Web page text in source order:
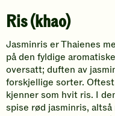
Ris (khao)
Jasminris er Thaienes
på den fyldige
oversatt; duften av
forskjellige sorter.
kjenner som hvit ris. I
spise rød jasminris,